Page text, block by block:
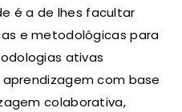
é a de lhes facultar
e metodológicas para
ativas
com base
colaborativa,